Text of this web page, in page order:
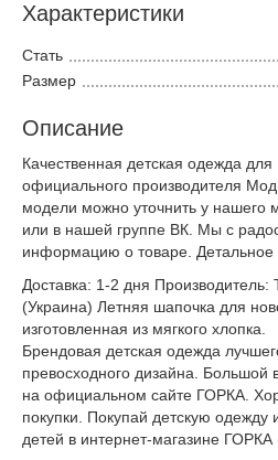
Характеристики
Стать
Размер
Описание
Качественная детская одежда
официального производителя
модели можно уточнить у нашего
или в нашей группе ВК. Мы с
информацию о товаре. Детальное
Доставка: 1-2 дня
(Украина) Летняя шапочка для
изготовленная из мягкого хлопка.
Брендовая детская одежда
превосходного дизайна.
на официальном сайте ГОРКА.
покупки. Покупай детскую одежду
детей в интернет-магазине ГОРКА